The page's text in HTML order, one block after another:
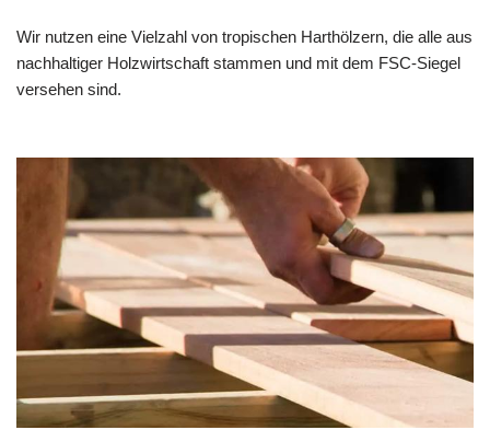
Wir nutzen eine Vielzahl von tropischen Harthölzern, die alle aus
nachhaltiger Holzwirtschaft stammen und mit dem FSC-Siegel
versehen sind.